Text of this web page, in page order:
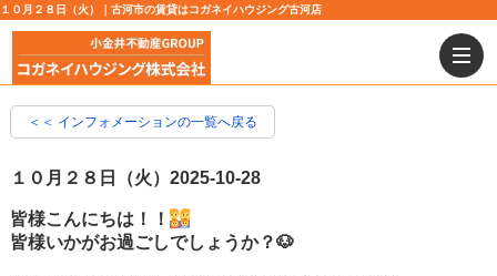
１０月２８日（火）｜古河市の賃貸はコガネイハウジング古河店
＜＜ インフォメーションの一覧へ戻る
１０月２８日（火） 2025-10-28
皆様こんにちは！！
皆様いかがお過ごしでしょうか？🐶